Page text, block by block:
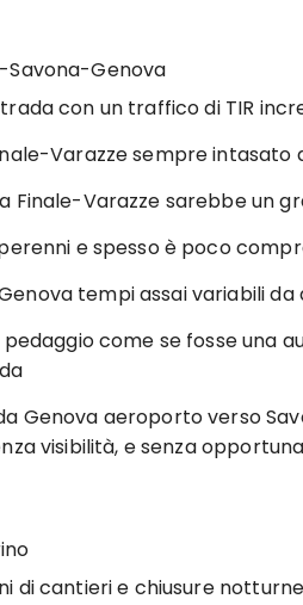
Savona-Genova
con un traffico di TIR
Varazze sempre intasato
Finale-Varazze sarebbe un
e spesso è poco
tempi assai variabili
pedaggio come se fosse una
Genova aeroporto verso
visibilità, e senza
di cantieri e chiusure